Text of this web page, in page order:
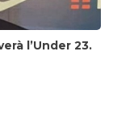
l’Under 23.